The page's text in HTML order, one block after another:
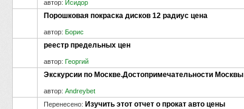
автор: Исидор
Порошковая покраска дисков 12 радиус цена
автор: Борис
реестр предельных цен
автор: Георгий
Экскурсии по Москве.Достопримечательности Москвы
автор: Andreybet
Перенесено: Изучить этот отчет о прокат авто цены